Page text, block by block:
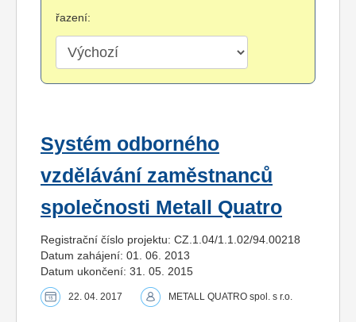
řazení:
Systém odborného
vzdělávání zaměstnanců
společnosti Metall Quatro
Registrační číslo projektu: CZ.1.04/1.1.02/94.00218
Datum zahájení: 01. 06. 2013
Datum ukončení: 31. 05. 2015
22. 04. 2017 METALL QUATRO spol. s r.o.